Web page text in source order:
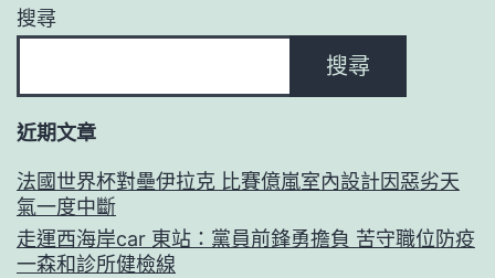
搜尋
搜尋
近期文章
法國世界杯對壘伊拉克 比賽億嵐室內設計因惡劣天
氣一度中斷
走運西海岸car 東站：黨員前鋒勇擔負 苦守職位防疫
一森和診所健檢線